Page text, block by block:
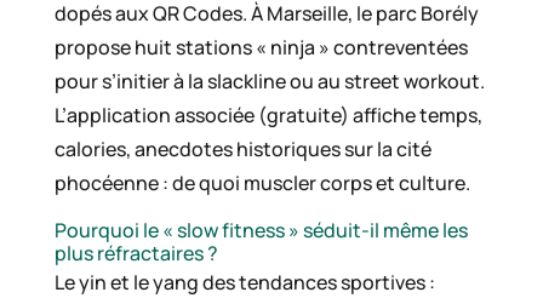
dopés aux QR Codes. À Marseille, le parc Borély
propose huit stations « ninja » contreventées
pour s’initier à la slackline ou au street workout.
L’application associée (gratuite) affiche temps,
calories, anecdotes historiques sur la cité
phocéenne : de quoi muscler corps et culture.
Pourquoi le « slow fitness » séduit-il même les
plus réfractaires ?
Le yin et le yang des tendances sportives :